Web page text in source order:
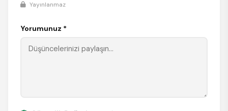
Yayınlanmaz
Yorumunuz *